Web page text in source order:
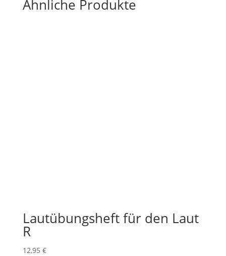
Ähnliche Produkte
Lautübungsheft für den Laut
R
12,95 €